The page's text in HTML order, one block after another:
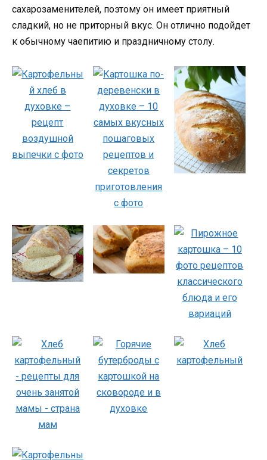
сахарозаменителей, поэтому он имеет приятный
сладкий, но не приторный вкус. Он отлично подойдет
к обычному чаепитию и праздничному столу.